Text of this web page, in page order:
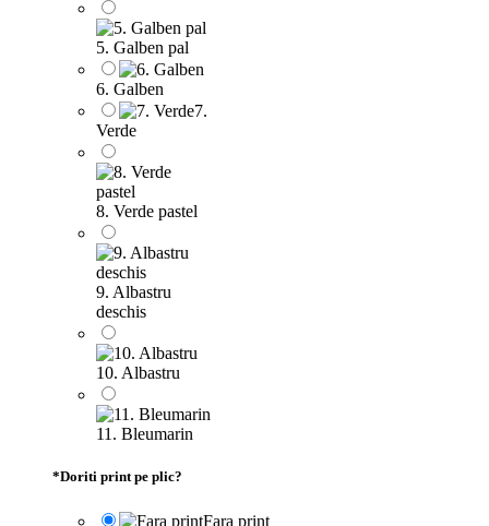
5. Galben pal
6. Galben
7.
Verde
8. Verde pastel
9. Albastru
deschis
10. Albastru
11. Bleumarin
*Doriti print pe plic?
Fara print